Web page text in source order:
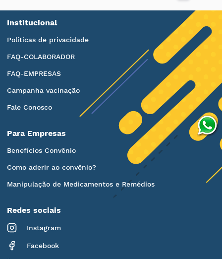
Institucional
Políticas de privacidade
FAQ-COLABORADOR
FAQ-EMPRESAS
Campanha vacinação
Fale Conosco
Para Empresas
Benefícios Convênio
Como aderir ao convênio?
Manipulação de Medicamentos e Remédios
Redes sociais
Instagram
Facebook